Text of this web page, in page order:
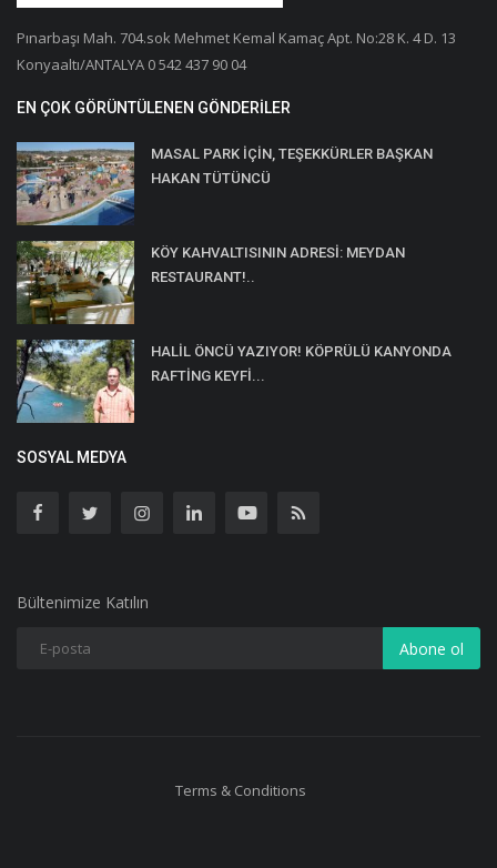
Pınarbaşı Mah. 704.sok Mehmet Kemal Kamaç Apt. No:28 K. 4 D. 13
Konyaaltı/ANTALYA 0 542 437 90 04
EN ÇOK GÖRÜNTÜLENEN GÖNDERILER
MASAL PARK İÇİN, TEŞEKKÜRLER BAŞKAN
HAKAN TÜTÜNCÜ
KÖY KAHVALTISININ ADRESİ: MEYDAN
RESTAURANT!..
HALİL ÖNCÜ YAZIYOR! KÖPRÜLÜ KANYONDA
RAFTİNG KEYFİ...
SOSYAL MEDYA
Bültenimize Katılın
Abone ol
Terms & Conditions